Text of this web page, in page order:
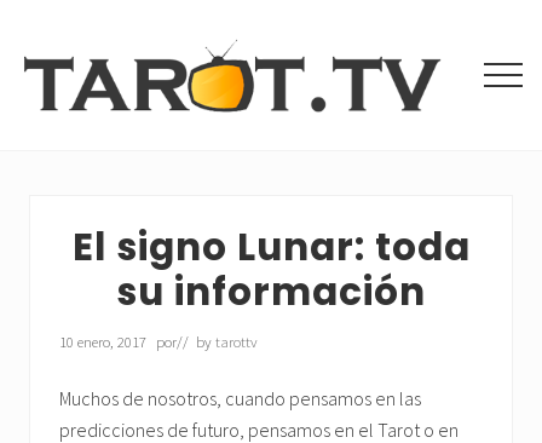
contenido
principal
barra
El signo Lunar: toda
su información
10 enero, 2017 por// bytarottv
Muchos de nosotros, cuando pensamos en las
predicciones de futuro, pensamos en el Tarot o en